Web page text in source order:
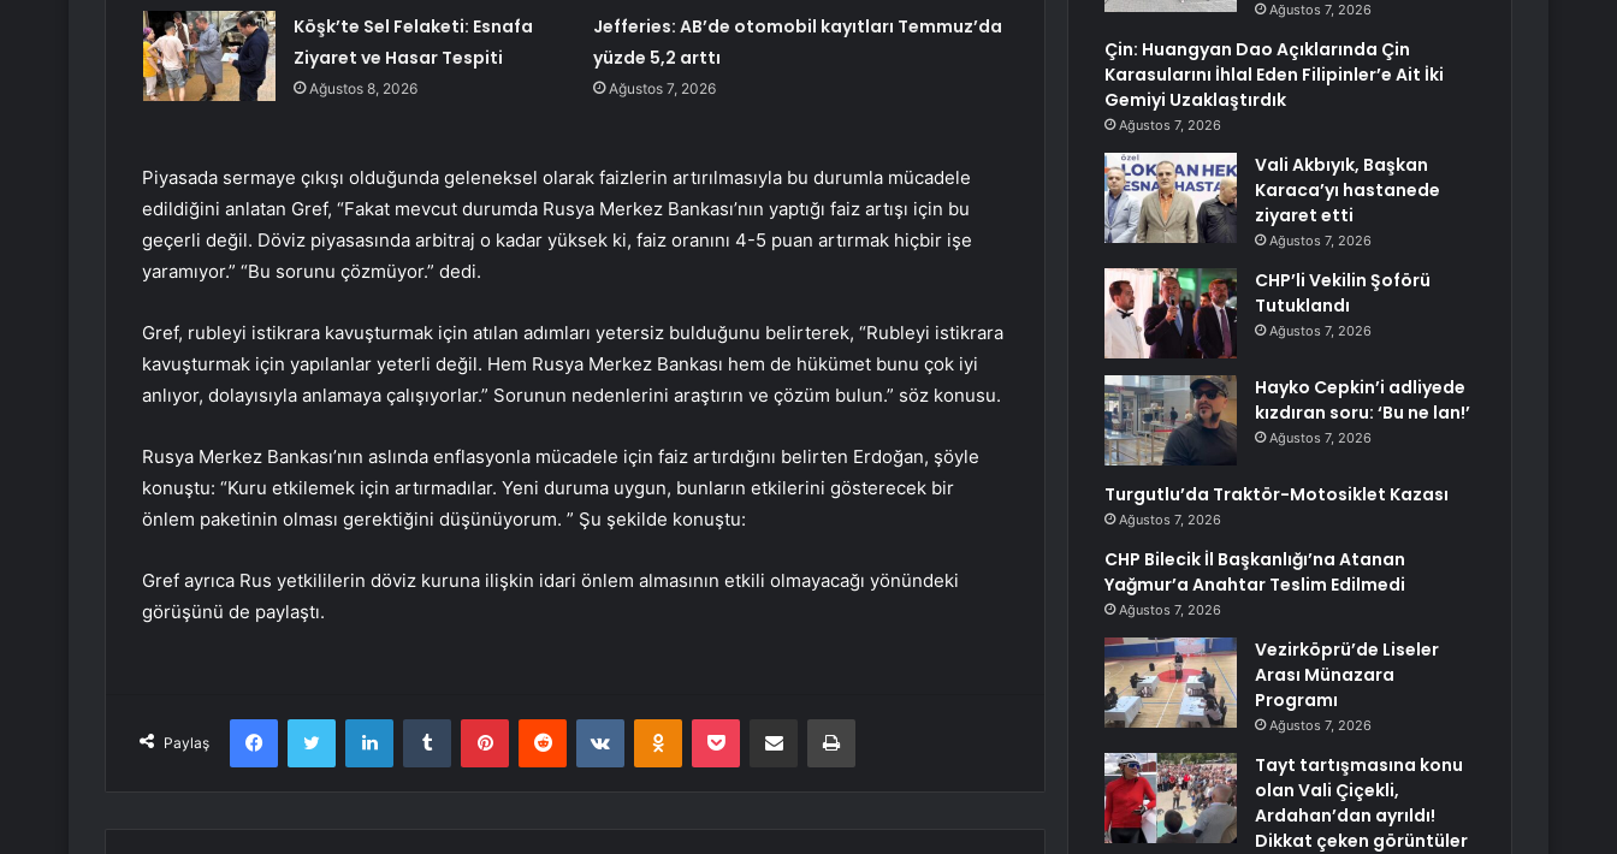
Köşk’te Sel Felaketi: Esnafa
Ziyaret ve Hasar Tespiti
Ağustos 8, 2026
Jefferies: AB’de otomobil kayıtları Temmuz’da
yüzde 5,2 arttı
Ağustos 7, 2026
Piyasada sermaye çıkışı olduğunda geleneksel olarak faizlerin artırılmasıyla bu durumla mücadele
edildiğini anlatan Gref, “Fakat mevcut durumda Rusya Merkez Bankası’nın yaptığı faiz artışı için bu
geçerli değil. Döviz piyasasında arbitraj o kadar yüksek ki, faiz oranını 4-5 puan artırmak hiçbir işe
yaramıyor.” “Bu sorunu çözmüyor.” dedi.
Gref, rubleyi istikrara kavuşturmak için atılan adımları yetersiz bulduğunu belirterek, “Rubleyi istikrara
kavuşturmak için yapılanlar yeterli değil. Hem Rusya Merkez Bankası hem de hükümet bunu çok iyi
anlıyor, dolayısıyla anlamaya çalışıyorlar.” Sorunun nedenlerini araştırın ve çözüm bulun.” söz konusu.
Rusya Merkez Bankası’nın aslında enflasyonla mücadele için faiz artırdığını belirten Erdoğan, şöyle
konuştu: “Kuru etkilemek için artırmadılar. Yeni duruma uygun, bunların etkilerini gösterecek bir
önlem paketinin olması gerektiğini düşünüyorum. ” Şu şekilde konuştu:
Gref ayrıca Rus yetkililerin döviz kuruna ilişkin idari önlem almasının etkili olmayacağı yönündeki
görüşünü de paylaştı.
Paylaş
FacebookTwitter LinkedInTumblr PinterestReddit VKontakteOdnoklassniki
Pocket E-Posta ile paylaş Yazdır
Ağustos 7, 2026
Çin: Huangyan Dao Açıklarında Çin
Karasularını İhlal Eden Filipinler’e Ait İki
Gemiyi Uzaklaştırdık
Ağustos 7, 2026
Vali Akbıyık, Başkan
Karaca’yı hastanede
ziyaret etti
Ağustos 7, 2026
CHP’li Vekilin Şoförü
Tutuklandı
Ağustos 7, 2026
Hayko Cepkin’i adliyede
kızdıran soru: ‘Bu ne lan!’
Ağustos 7, 2026
Turgutlu’da Traktör-Motosiklet Kazası
Ağustos 7, 2026
CHP Bilecik İl Başkanlığı’na Atanan
Yağmur’a Anahtar Teslim Edilmedi
Ağustos 7, 2026
Vezirköprü’de Liseler
Arası Münazara
Programı
Ağustos 7, 2026
Tayt tartışmasına konu
olan Vali Çiçekli,
Ardahan’dan ayrıldı!
Dikkat çeken görüntüler